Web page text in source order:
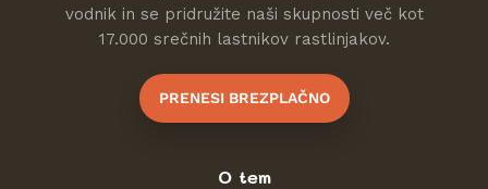
vodnik in se pridružite naši skupnosti več kot
17.000 srečnih lastnikov rastlinjakov.
PRENESI BREZPLAČNO
O tem